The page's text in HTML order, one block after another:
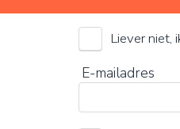
Kies je
0%
Liever niet,
E-mailadres